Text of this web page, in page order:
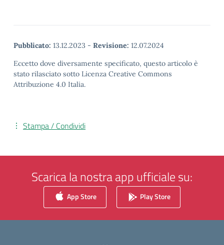
Pubblicato: 13.12.2023 - Revisione: 12.07.2024
Eccetto dove diversamente specificato, questo articolo è
stato rilasciato sotto Licenza Creative Commons
Attribuzione 4.0 Italia.
Stampa / Condividi
Scarica la nostra app ufficiale su:
App Store Play Store